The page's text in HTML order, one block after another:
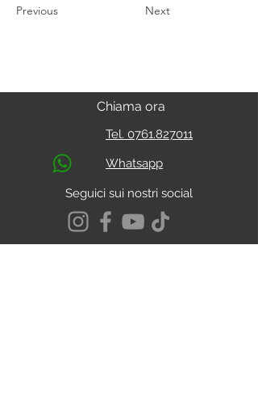
Previous Next
Chiama ora
Tel. 0761.827011
Whatsapp
Seguici sui nostri social